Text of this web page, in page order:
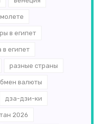
в египет
в египет
разные страны
валюты
дза-дзи-ки
2026